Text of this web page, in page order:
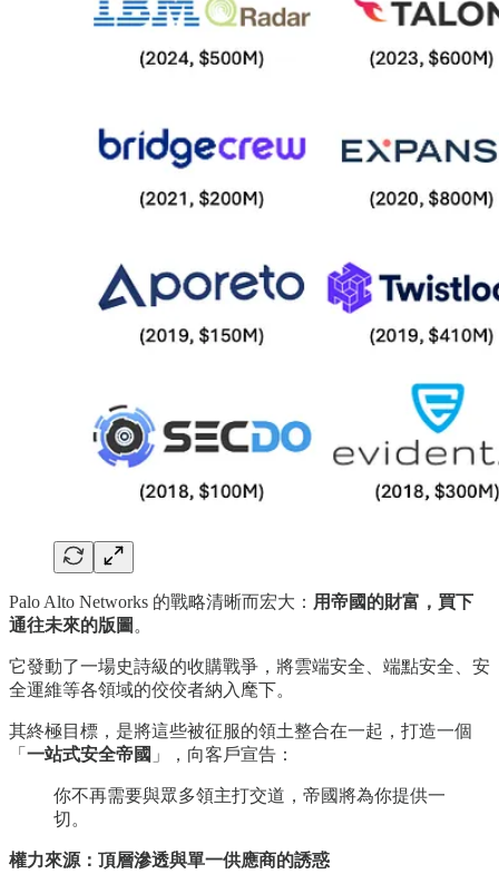
Palo Alto Networks 的戰略清晰而宏大： 用帝國的財富，買下
通往未來的版圖 。
它發動了一場史詩級的收購戰爭，將雲端安全、端點安全、安
全運維等各領域的佼佼者納入麾下。
其終極目標，是將這些被征服的領土整合在一起，打造一個
「 一站式安全帝國 」，向客戶宣告：
你不再需要與眾多領主打交道，帝國將為你提供一
切。
權力來源：頂層滲透與單一供應商的誘惑